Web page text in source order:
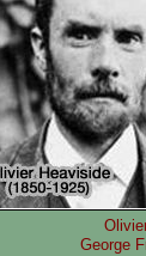
George